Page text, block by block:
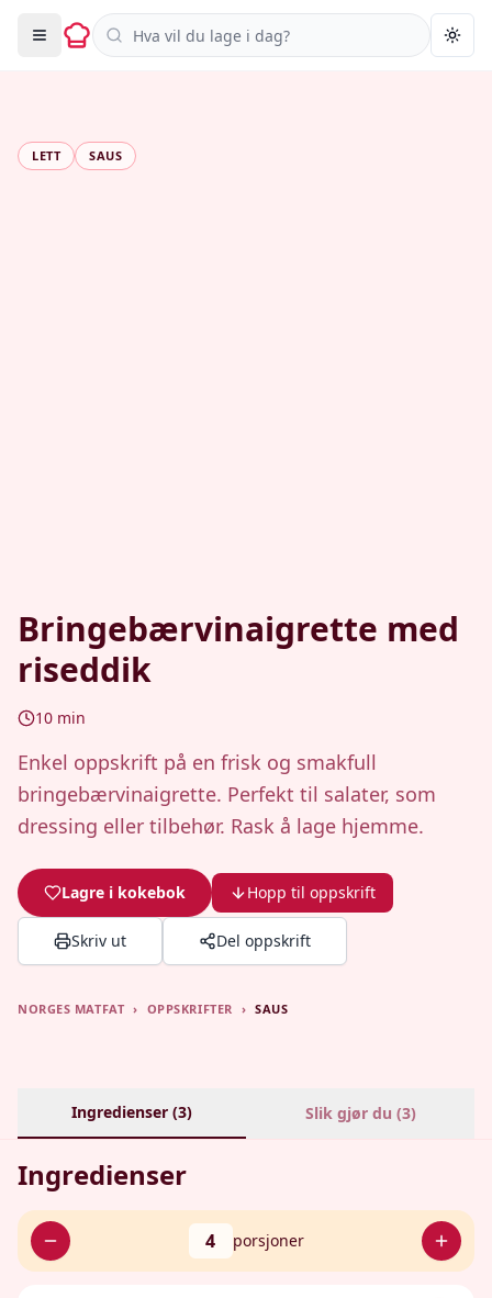
Søk i oppskrifter
LETT SAUS
Bringebærvinaigrette med
riseddik
10 min
Enkel oppskrift på en frisk og smakfull
bringebærvinaigrette. Perfekt til salater, som
dressing eller tilbehør. Rask å lage hjemme.
Lagre i kokebok Hopp til oppskrift
Skriv ut Del oppskrift
NORGES MATFAT › OPPSKRIFTER › SAUS
Ingredienser (3) Slik gjør du (3)
Ingredienser
4 porsjoner